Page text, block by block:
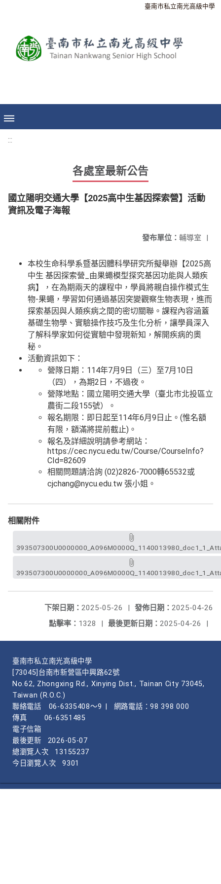
臺南市私立南光高級中學
:::
各處室最新公告
國立陽明交通大學【2025高中生基因探索營】活動
資訊及電子海報
發布單位： 輔導室 |
本校生命科學系暨基因體科學研究所擬舉辦【2025高
中生 基因探索營_由果蠅模型探究基因功能與人類疾
病】，在為期兩天的課程中，學員將親自操作模式生
物-果蠅，學習如何通過基因突變觀察生物表現，進而
探索基因與人類疾病之間的密切關聯。課程內容涵蓋
基礎生物學、實驗操作技巧及生化分析，讓學員深入
了解科學家如何從實驗中發現新知，解開疾病的奧
秘。
活動資訊如下：
營隊日期：114年7月9日（三）至7月10日
（四），為期2日，不過夜。
營隊地點：國立陽明交通大學（臺北市北投區立
農街二段155號）。
報名期限：即日起至114年6月9日止。(惟名額
有限，額滿將提前截止)。
報名及詳細說明請參考網站：
https://cec.nycu.edu.tw/Course/CourseInfo?
CId=82609
相關問題請洽詢 (02)2826-7000轉65532或
cjchang@nycu.edu.tw 張小姐。
相關附件
發佈日期： 2025-04-26
下架日期： 2025-05-26
|
最後更新日期： 2025-04-26 |
點擊率： 1328 |
臺南市私立南光高級中學
[73045]台南市新營區中興路62號
No.62, Zhongxing Rd., Xinying Dist., Tainan City 73045,
Taiwan (R.O.C.)
聯絡電話
06-6335408～9
網路電話：98 398 000
傳真
06-6351485
電子信箱
最後更新
2026-05-07
總瀏覽人次
13155237
今日瀏覽人次
9301